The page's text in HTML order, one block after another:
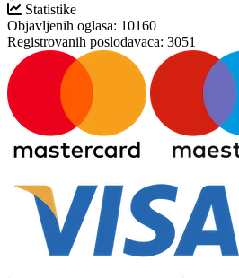
Statistike
Objavljenih oglasa: 10160
Registrovanih poslodavaca: 3051